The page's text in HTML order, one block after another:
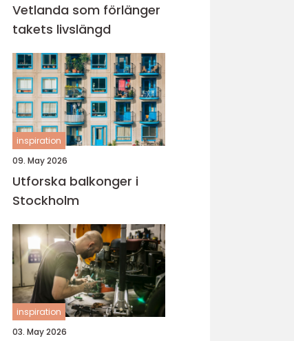
Vetlanda som förlänger
takets livslängd
inspiration
09. May 2026
Utforska balkonger i
Stockholm
inspiration
03. May 2026